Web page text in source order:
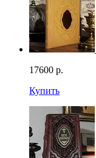
17600 р.
Купить